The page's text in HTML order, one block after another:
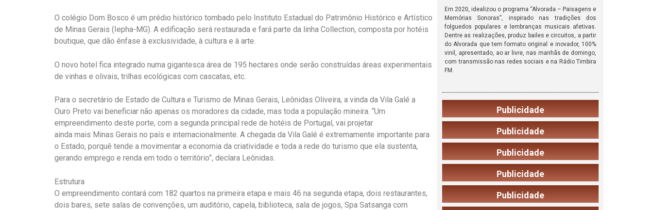
O colégio Dom Bosco é um prédio histórico tombado pelo Instituto Estadual do Patrimônio Histórico e Artístico
de Minas Gerais (Iepha-MG). A edificação será restaurada e fará parte da linha Collection, composta por hotéis
boutique, que dão ênfase à exclusividade, à cultura e à arte.
O novo hotel fica integrado numa gigantesca área de 195 hectares onde serão construídas áreas experimentais
de vinhas e olivais, trilhas ecológicas com cascatas, etc.
Para o secretário de Estado de Cultura e Turismo de Minas Gerais, Leônidas Oliveira, a vinda da Vila Galé a
Ouro Preto vai beneficiar não apenas os moradores da cidade, mas toda a população mineira. “Um
empreendimento deste porte, com a segunda principal rede de hotéis de Portugal, vai projetar
ainda mais Minas Gerais no país e internacionalmente. A chegada da Vila Galé é extremamente importante para
o Estado, porquê tende a movimentar a economia da criatividade e toda a rede do turismo que ela sustenta,
gerando emprego e renda em todo o território”, declara Leônidas.
Estrutura
O empreendimento contará com 182 quartos na primeira etapa e mais 46 na segunda etapa, dois restaurantes,
dois bares, sete salas de convenções, um auditório, capela, biblioteca, sala de jogos, Spa Satsanga com
Em 2020, idealizou o programa “Alvorada – Paisagens e
Memórias Sonoras”, inspirado nas tradições dos
folguedos populares e lembranças musicais afetivas.
Dentre as realizações, produz bailes e circuitos, a partir
do Alvorada que tem formato original e inovador, 100%
vinil, apresentado, ao ar livre, nas manhãs de domingo,
com transmissão nas redes sociais e na Rádio Timbira
FM.
Publicidade
Publicidade
Publicidade
Publicidade
Publicidade